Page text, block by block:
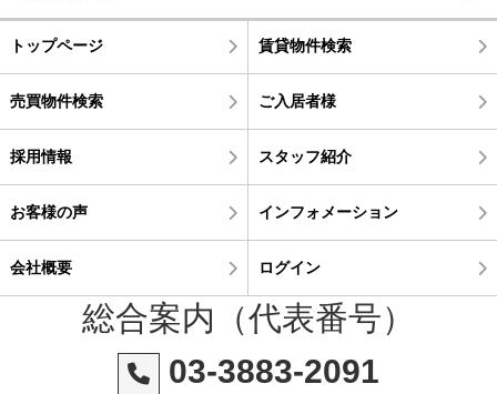
トップページ 賃貸物件検索
売買物件検索 ご入居者様
採用情報 スタッフ紹介
お客様の声 インフォメーション
会社概要 ログイン
総合案内（代表番号）
03-3883-2091